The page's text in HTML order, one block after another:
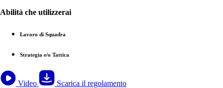
Abilità che utilizzerai
Lavoro di Squadra
Strategia e/o Tattica
Video Scarica il regolamento